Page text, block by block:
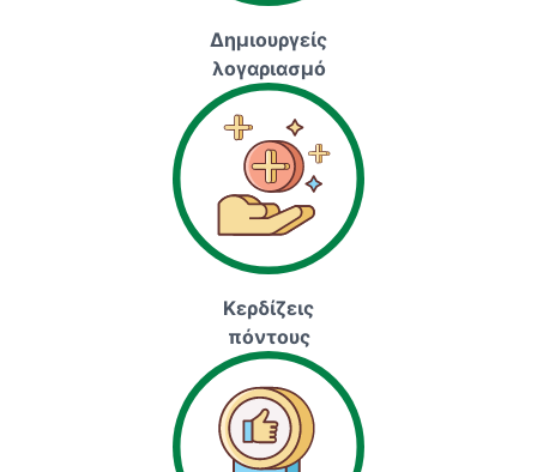
Δημιουργείς
λογαριασμό
Κερδίζεις
πόντους